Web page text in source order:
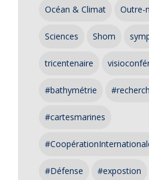
Océan & Climat Outre-
Sciences Shom
tricentenaire
#bathymétrie
#cartesmarines
#Défense #expostion